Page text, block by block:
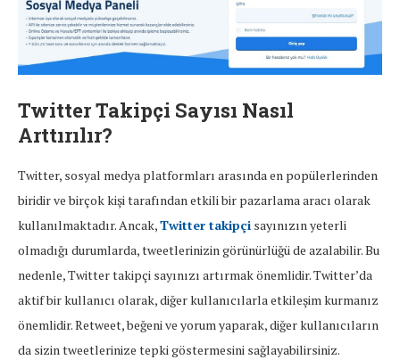
Twitter Takipçi Sayısı Nasıl
Arttırılır?
Twitter, sosyal medya platformları arasında en popülerlerinden
biridir ve birçok kişi tarafından etkili bir pazarlama aracı olarak
kullanılmaktadır. Ancak,Twitter takipçi sayınızın yeterli
olmadığı durumlarda, tweetlerinizin görünürlüğü de azalabilir. Bu
nedenle, Twitter takipçi sayınızı artırmak önemlidir. Twitter’da
aktif bir kullanıcı olarak, diğer kullanıcılarla etkileşim kurmanız
önemlidir. Retweet, beğeni ve yorum yaparak, diğer kullanıcıların
da sizin tweetlerinize tepki göstermesini sağlayabilirsiniz.